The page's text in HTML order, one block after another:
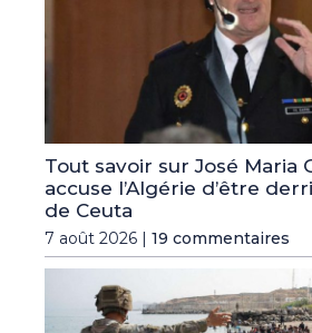
Tout savoir sur José Maria
accuse l’Algérie d’être
de Ceuta
7 août 2026 | 19 commentaires